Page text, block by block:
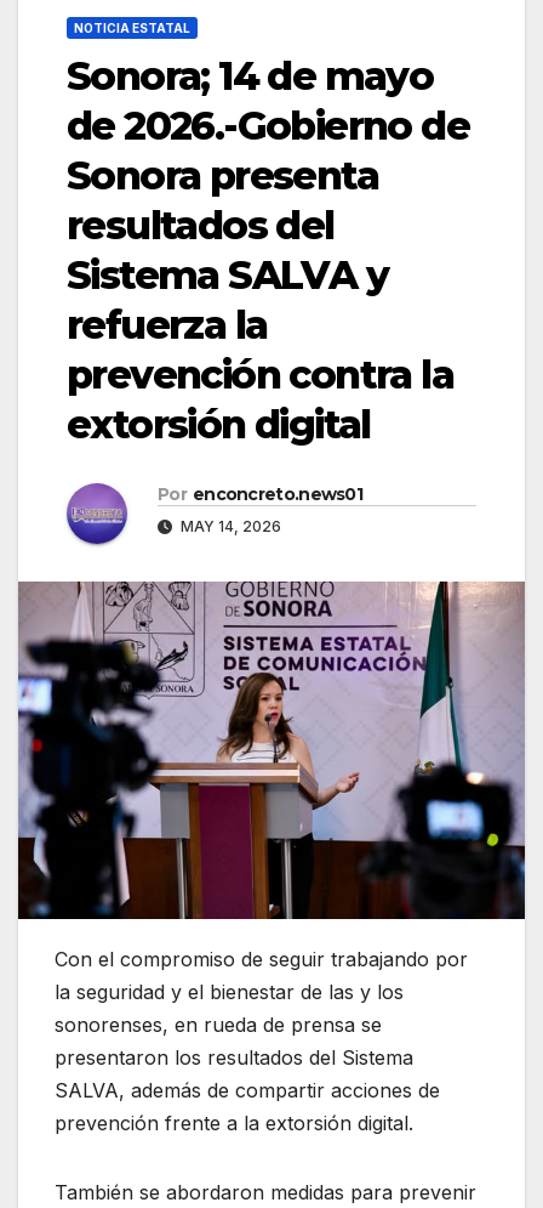
NOTICIA ESTATAL
Sonora; 14 de mayo
de 2026.-Gobierno de
Sonora presenta
resultados del
Sistema SALVA y
refuerza la
prevención contra la
extorsión digital
Por enconcreto.news01
MAY 14, 2026
Con el compromiso de seguir trabajando por
la seguridad y el bienestar de las y los
sonorenses, en rueda de prensa se
presentaron los resultados del Sistema
SALVA, además de compartir acciones de
prevención frente a la extorsión digital.
También se abordaron medidas para prevenir